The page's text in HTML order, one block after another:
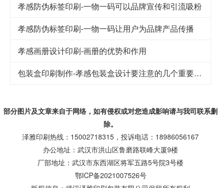
孝感防伪标签印刷-一物一码可以品牌宣传和引流吸粉
孝感防伪标签印刷-一物一码让用户为品牌产品传播
孝感画册设计印刷-画册的优势和作用
包装盒印刷制作-孝感包装盒设计要注意的几个重要因素
部分图片及文章来自于网络，如有侵权或对您造成影响请与我司联系删
除。
泽雅印刷热线：15002718315，投诉电话：18986056167
办公地址：武汉市洪山区鲁磨路联峰大厦9楼
厂部地址：武汉市东西湖区将军五路5号院3号楼
鄂ICP备2021007526号